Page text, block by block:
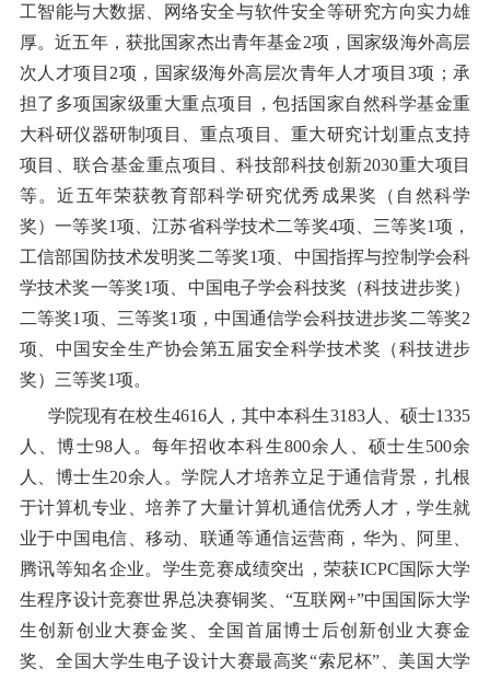
工智能与大数据、网络安全与软件安全等研究方向实力雄
厚。近五年，获批国家杰出青年基金2项，国家级海外高层
次人才项目2项，国家级海外高层次青年人才项目3项；承
担了多项国家级重大重点项目，包括国家自然科学基金重
大科研仪器研制项目、重点项目、重大研究计划重点支持
项目、联合基金重点项目、科技部科技创新2030重大项目
等。近五年荣获教育部科学研究优秀成果奖（自然科学
奖）一等奖1项、江苏省科学技术二等奖4项、三等奖1项，
工信部国防技术发明奖二等奖1项、中国指挥与控制学会科
学技术奖一等奖1项、中国电子学会科技奖（科技进步奖）
二等奖1项、三等奖1项，中国通信学会科技进步奖二等奖2
项、中国安全生产协会第五届安全科学技术奖（科技进步
奖）三等奖1项。
学院现有在校生4616人，其中本科生3183人、硕士1335
人、博士98 人。每年招收本科生800余人、硕士生500余
人、博士生20余人。学院人才培养立足于通信背景，扎根
于计算机专业、培养了大量计算机通信优秀人才，学生就
业于中国电信、移动、联通等通信运营商，华为、阿里、
腾讯等知名企业。学生竞赛成绩突出，荣获ICPC国际大学
生程序设计竞赛世界总决赛铜奖、“互联 网+”中国国际大学
生创新创业大赛金奖、全国首届博士后创新创业大赛金
奖、全国大学生电子设计大赛最高奖“索尼杯”、美国大学